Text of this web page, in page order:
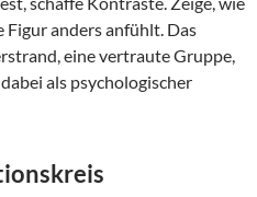
Figur anders anfühlt. Das
eine vertraute Gruppe,
als psychologischer